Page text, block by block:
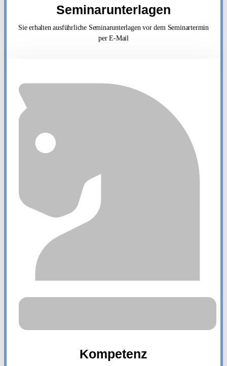
Seminarunterlagen
Sie erhalten ausführliche Seminarunterlagen vor dem Seminartermin
per E-Mail
Kompetenz